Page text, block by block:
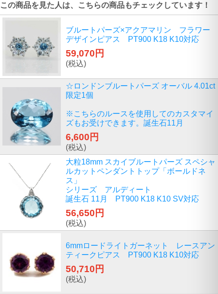
この商品を見た人は、こちらの商品もチェックしています！
ブルートパーズ×アクアマリン フラワー
デザインピアス PT900 K18 K10対応
59,070円
(税込)
☆ロンドンブルートパーズ オーバル 4.01ct
限定1個
※こちらのルースを使用してのカスタマイ
ズもお受けできます。誕生石11月
6,600円
(税込)
大粒18mm スカイブルートパーズ スペシャ
ルカットペンダントトップ「ボールドネ
ス」
シリーズ アルディート
誕生石 11月 PT900 K18 K10 SV対応
56,650円
(税込)
6mmロードライトガーネット レースアン
ティークピアス PT900 K18 K10対応
50,710円
(税込)